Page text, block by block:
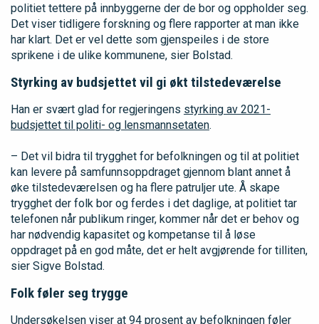
politiet tettere på innbyggerne der de bor og oppholder seg.
Det viser tidligere forskning og flere rapporter at man ikke
har klart. Det er vel dette som gjenspeiles i de store
sprikene i de ulike kommunene, sier Bolstad.
Styrking av budsjettet vil gi økt tilstedeværelse
Han er svært glad for regjeringens styrking av 2021-
budsjettet til politi- og lensmannsetaten.
– Det vil bidra til trygghet for befolkningen og til at politiet
kan levere på samfunnsoppdraget gjennom blant annet å
øke tilstedeværelsen og ha flere patruljer ute. Å skape
trygghet der folk bor og ferdes i det daglige, at politiet tar
telefonen når publikum ringer, kommer når det er behov og
har nødvendig kapasitet og kompetanse til å løse
oppdraget på en god måte, det er helt avgjørende for tilliten,
sier Sigve Bolstad.
Folk føler seg trygge
Undersøkelsen viser at 94 prosent av befolkningen føler